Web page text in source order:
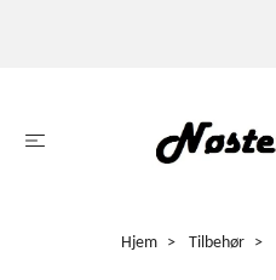
Hjem Tilbehør